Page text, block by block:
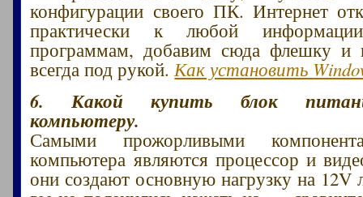
конфигурации своего ПК. Интернет
практически к любой
программам, добавим сюда флешку и
всегда под рукой. Как установить
6. Какой купить блок
компьютеру.
Самыми прожорливыми
компьютера являются процессор и
они создают основную нагрузку на